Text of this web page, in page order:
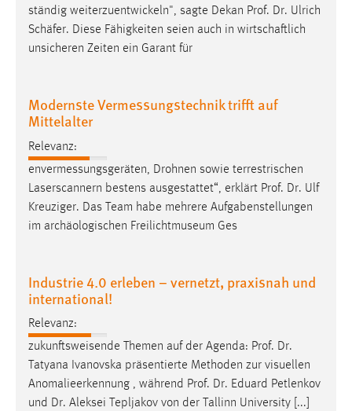
ständig weiterzuentwickeln", sagte Dekan Prof. Dr. Ulrich
Schäfer. Diese Fähigkeiten seien auch in wirtschaftlich
unsicheren Zeiten ein Garant für
Modernste Vermessungstechnik trifft auf
Mittelalter
Relevanz:
envermessungsgeräten, Drohnen sowie terrestrischen
Laserscannern bestens ausgestattet“, erklärt Prof. Dr. Ulf
Kreuziger. Das Team habe mehrere Aufgabenstellungen
im archäologischen Freilichtmuseum Ges
Industrie 4.0 erleben – vernetzt, praxisnah und
international!
Relevanz:
zukunftsweisende Themen auf der Agenda: Prof. Dr.
Tatyana Ivanovska präsentierte Methoden zur visuellen
Anomalieerkennung , während Prof. Dr. Eduard Petlenkov
und Dr. Aleksei Tepljakov von der Tallinn University [...]